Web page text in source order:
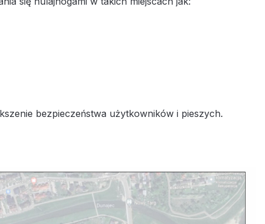
bezpieczeństwa użytkowników i pieszych.